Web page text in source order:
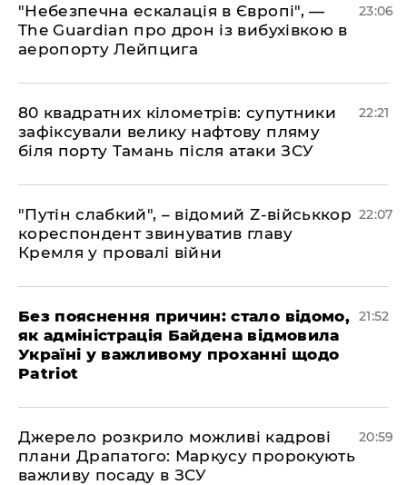
​"Небезпечна ескалація в Європі", —
The Guardian про дрон із вибухівкою в
аеропорту Лейпцига
23:06
​80 квадратних кілометрів: супутники
зафіксували велику нафтову пляму
біля порту Тамань після атаки ЗСУ
22:21
"Путін слабкий", – відомий Z-військкор
кореспондент звинуватив главу
Кремля у провалі війни
22:07
​Без пояснення причин: стало відомо,
як адміністрація Байдена відмовила
Україні у важливому проханні щодо
Patriot
21:52
​Джерело розкрило можливі кадрові
плани Драпатого: Маркусу пророкують
важливу посаду в ЗСУ
20:59